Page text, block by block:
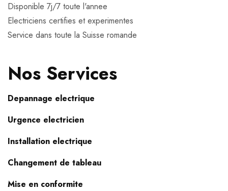
Disponible 7j/7 toute l'annee
Electriciens certifies et experimentes
Service dans toute la Suisse romande
Nos Services
Depannage electrique
Urgence electricien
Installation electrique
Changement de tableau
Mise en conformite